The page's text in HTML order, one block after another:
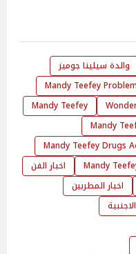
والدة سيلينا جوميز
Mandy Teefey
Mandy Teefey
Mandy
Mandy Teefey Drugs
Mandy
اخبار الفن
اخبار المطربين